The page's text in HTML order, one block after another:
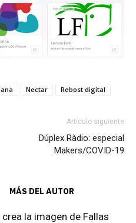
Nectar Rebost digital
Artículo siguiente
Dúplex Ràdio: especial
Makers/COVID-19
MÁS DEL AUTOR
crea la imagen de Fallas